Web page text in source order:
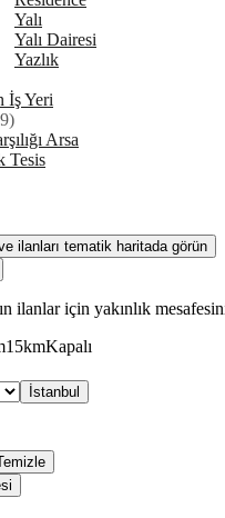
Yalı
Yalı Dairesi
Yazlık
İş Yeri
Arsa
Tesis
ilanları tematik haritada görün
ilanlar için yakınlık
15kmKapalı
İstanbul